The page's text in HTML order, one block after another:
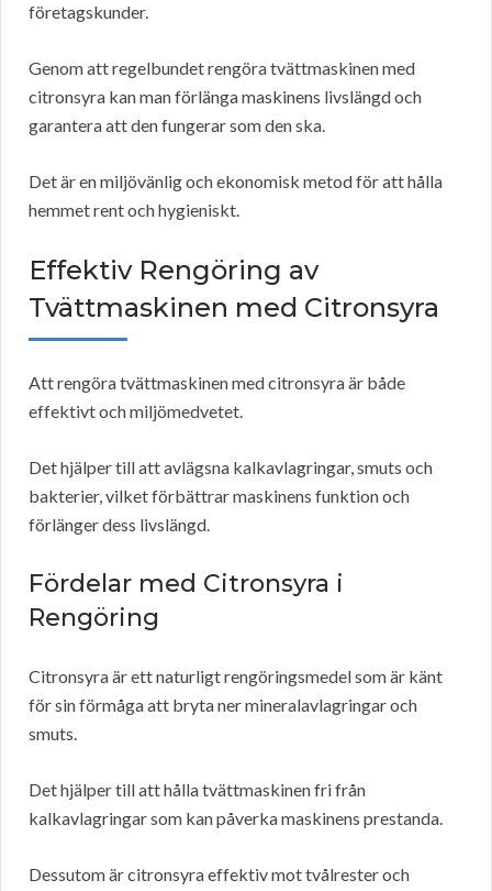
företagskunder.
Genom att regelbundet rengöra tvättmaskinen med
citronsyra kan man förlänga maskinens livslängd och
garantera att den fungerar som den ska.
Det är en miljövänlig och ekonomisk metod för att hålla
hemmet rent och hygieniskt.
Effektiv Rengöring av
Tvättmaskinen med Citronsyra
Att rengöra tvättmaskinen med citronsyra är både
effektivt och miljömedvetet.
Det hjälper till att avlägsna kalkavlagringar, smuts och
bakterier, vilket förbättrar maskinens funktion och
förlänger dess livslängd.
Fördelar med Citronsyra i
Rengöring
Citronsyra är ett naturligt rengöringsmedel som är känt
för sin förmåga att bryta ner mineralavlagringar och
smuts.
Det hjälper till att hålla tvättmaskinen fri från
kalkavlagringar som kan påverka maskinens prestanda.
Dessutom är citronsyra effektiv mot tvålrester och